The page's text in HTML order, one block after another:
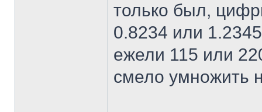
только был,
0.8234 или
ежели 115 или
смело умножить